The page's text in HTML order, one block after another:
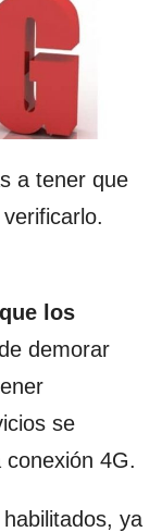
a tener que
los
demorar
se
4G.
ya